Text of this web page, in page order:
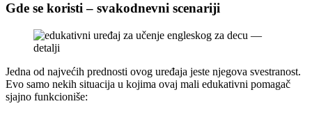
Gde se koristi – svakodnevni scenariji
Jedna od najvećih prednosti ovog uređaja jeste njegova svestranost.
Evo samo nekih situacija u kojima ovaj mali edukativni pomagač
sjajno funkcioniše: